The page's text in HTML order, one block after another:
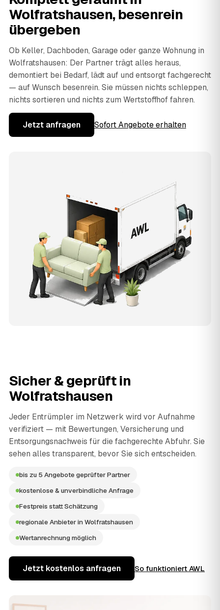
Wolfratshausen, besenrein
übergeben
Ob Keller, Dachboden, Garage oder ganze Wohnung in
Wolfratshausen: Der Partner trägt alles heraus,
demontiert bei Bedarf, lädt auf und entsorgt fachgerecht
— auf Wunsch besenrein. Sie müssen nichts schleppen,
nichts sortieren und nichts zum Wertstoffhof fahren.
Jetzt anfragen Sofort Angebote erhalten
Sicher & geprüft in
Wolfratshausen
Jeder Entrümpler im Netzwerk wird vor Aufnahme
verifiziert — mit Bewertungen, Versicherung und
Entsorgungsnachweis für die fachgerechte Abfuhr. Sie
sehen alles transparent, bevor Sie sich entscheiden.
bis zu 5 Angebote geprüfter Partner
kostenlose & unverbindliche Anfrage
Festpreis statt Schätzung
regionale Anbieter in Wolfratshausen
Wertanrechnung möglich
Jetzt kostenlos anfragen So funktioniert AWL